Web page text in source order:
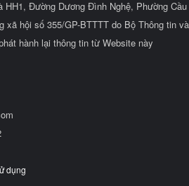
HH1, Đường Dương Đình Nghệ, Phường
xã hội số 355/GP-BTTTT do Bộ Thông tin
hành lại thông tin từ Website này
dụng